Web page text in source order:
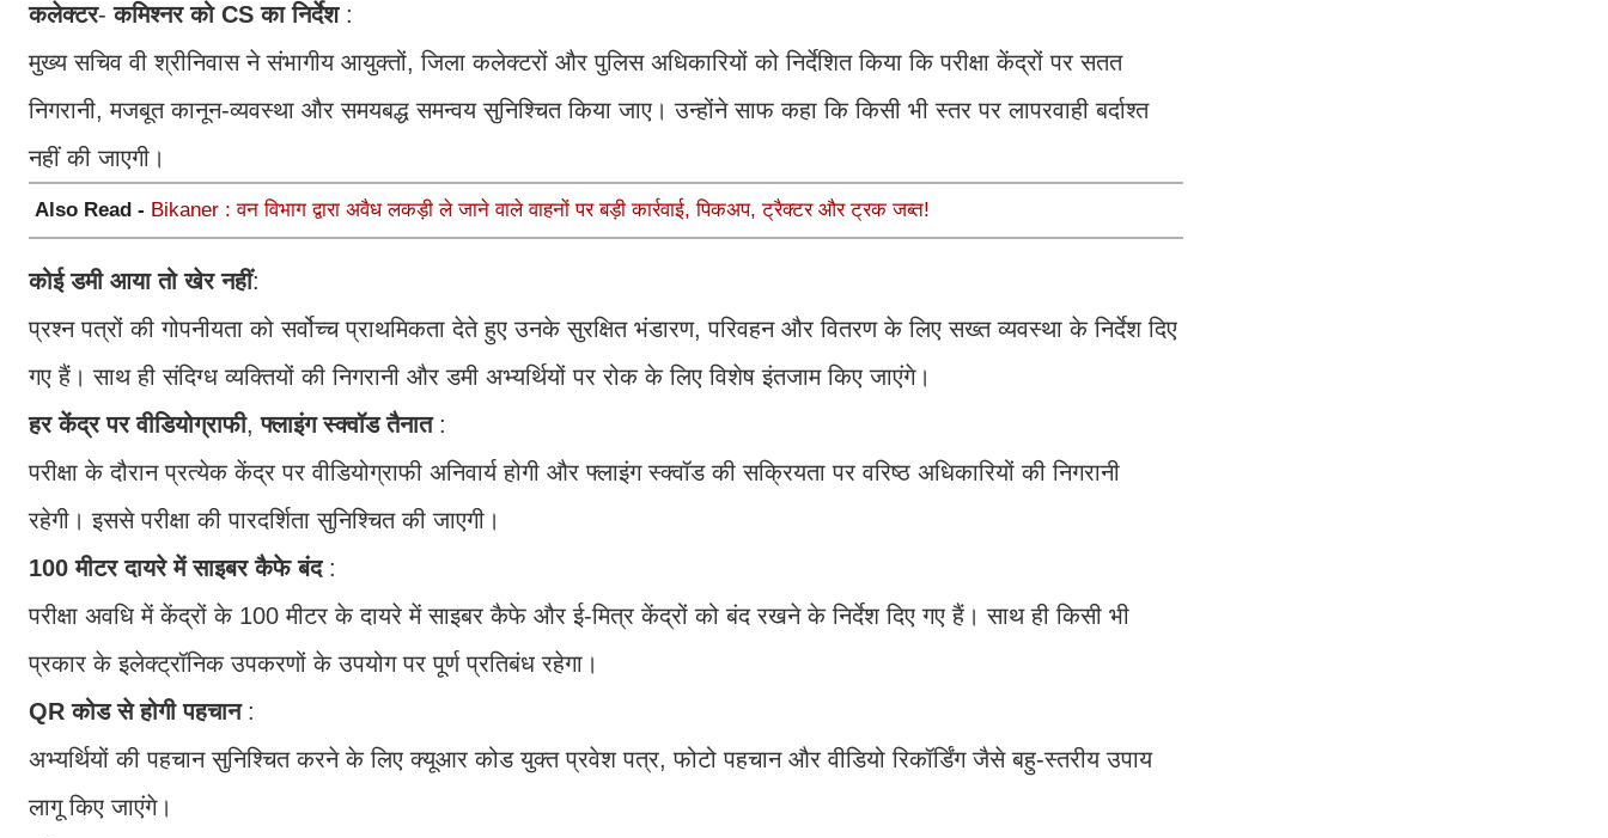
कलेक्टर-कमिश्नर को CS का निर्देश:
मुख्य सचिव वी श्रीनिवास ने संभागीय आयुक्तों, जिला कलेक्टरों और पुलिस अधिकारियों को निर्देशित किया कि परीक्षा केंद्रों पर सतत
निगरानी, मजबूत कानून-व्यवस्था और समयबद्ध समन्वय सुनिश्चित किया जाए। उन्होंने साफ कहा कि किसी भी स्तर पर लापरवाही बर्दाश्त
नहीं की जाएगी।
Also Read - Bikaner : वन विभाग द्वारा अवैध लकड़ी ले जाने वाले वाहनों पर बड़ी कार्रवाई, पिकअप, ट्रैक्टर और ट्रक जब्त!
कोई डमी आया तो खेर नहीं:
प्रश्न पत्रों की गोपनीयता को सर्वोच्च प्राथमिकता देते हुए उनके सुरक्षित भंडारण, परिवहन और वितरण के लिए सख्त व्यवस्था के निर्देश दिए
गए हैं। साथ ही संदिग्ध व्यक्तियों की निगरानी और डमी अभ्यर्थियों पर रोक के लिए विशेष इंतजाम किए जाएंगे।
हर केंद्र पर वीडियोग्राफी,फ्लाइंग स्क्वॉड तैनात:
परीक्षा के दौरान प्रत्येक केंद्र पर वीडियोग्राफी अनिवार्य होगी और फ्लाइंग स्क्वॉड की सक्रियता पर वरिष्ठ अधिकारियों की निगरानी
रहेगी। इससे परीक्षा की पारदर्शिता सुनिश्चित की जाएगी।
100 मीटर दायरे में साइबर कैफे बंद:
परीक्षा अवधि में केंद्रों के 100 मीटर के दायरे में साइबर कैफे और ई-मित्र केंद्रों को बंद रखने के निर्देश दिए गए हैं। साथ ही किसी भी
प्रकार के इलेक्ट्रॉनिक उपकरणों के उपयोग पर पूर्ण प्रतिबंध रहेगा।
QR कोड से होगी पहचान:
अभ्यर्थियों की पहचान सुनिश्चित करने के लिए क्यूआर कोड युक्त प्रवेश पत्र, फोटो पहचान और वीडियो रिकॉर्डिंग जैसे बहु-स्तरीय उपाय
लागू किए जाएंगे।